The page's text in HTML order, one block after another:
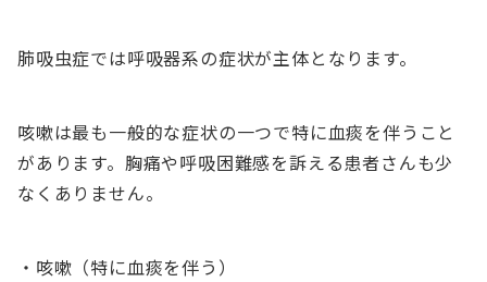
肺吸虫症では呼吸器系の症状が主体となります。
咳嗽は最も一般的な症状の一つで特に血痰を伴うこと
があります。胸痛や呼吸困難感を訴える患者さんも少
なくありません。
・咳嗽（特に血痰を伴う）